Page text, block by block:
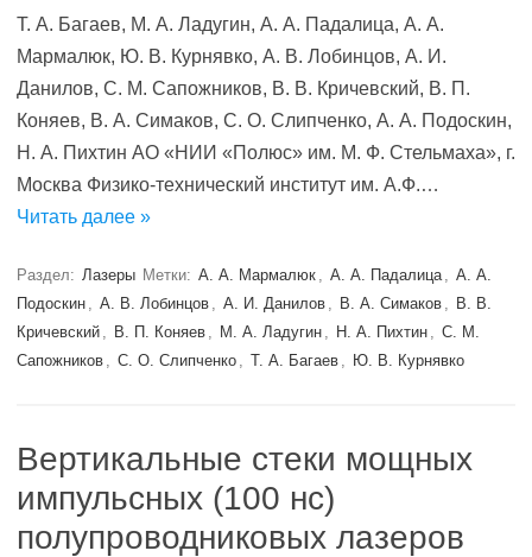
Т. А. Багаев, М. А. Ладугин, А. А. Падалица, А. А.
Мармалюк, Ю. В. Курнявко, А. В. Лобинцов, А. И.
Данилов, С. М. Сапожников, В. В. Кричевский, В. П.
Коняев, В. А. Симаков, С. О. Слипченко, А. А. Подоскин,
Н. А. Пихтин АО «НИИ «Полюс» им. М. Ф. Стельмаха», г.
Москва Физико-технический институт им. А.Ф.…
Читать далее »
Раздел: Лазеры Метки: А. А. Мармалюк , А. А. Падалица , А. А.
Подоскин , А. В. Лобинцов , А. И. Данилов , В. А. Симаков , В. В.
Кричевский , В. П. Коняев , М. А. Ладугин , Н. А. Пихтин , С. М.
Сапожников , С. О. Слипченко , Т. А. Багаев , Ю. В. Курнявко
Вертикальные стеки мощных
импульсных (100 нc)
полупроводниковых лазеров